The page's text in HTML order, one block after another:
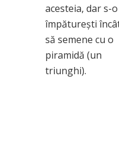
acesteia, dar s-o
împătureşti
să semene cu o
piramidă (un
triunghi).